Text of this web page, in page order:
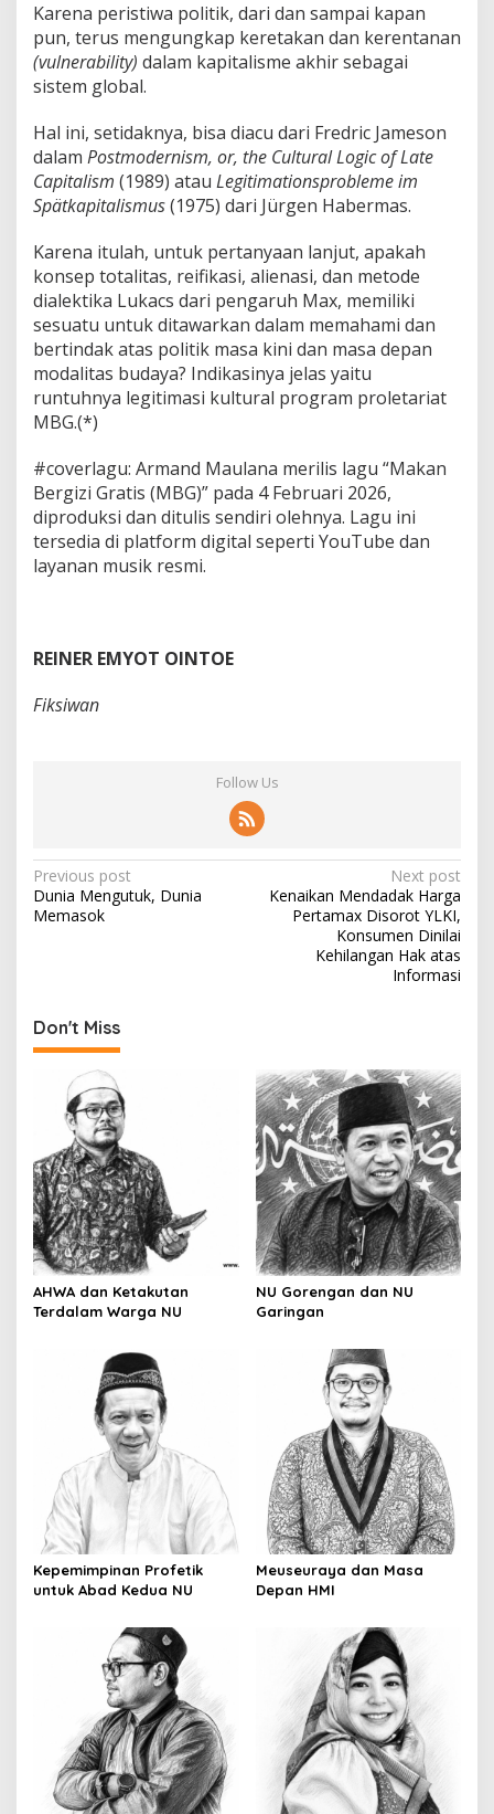
Karena peristiwa politik, dari dan sampai kapan
pun, terus mengungkap keretakan dan kerentanan
(vulnerability) dalam kapitalisme akhir sebagai
sistem global.
Hal ini, setidaknya, bisa diacu dari Fredric Jameson
dalam Postmodernism, or, the Cultural Logic of Late
Capitalism (1989) atau Legitimationsprobleme im
Spätkapitalismus(1975) dari Jürgen Habermas.
Karena itulah, untuk pertanyaan lanjut, apakah
konsep totalitas, reifikasi, alienasi, dan metode
dialektika Lukacs dari pengaruh Max, memiliki
sesuatu untuk ditawarkan dalam memahami dan
bertindak atas politik masa kini dan masa depan
modalitas budaya? Indikasinya jelas yaitu
runtuhnya legitimasi kultural program proletariat
MBG.(*)
#coverlagu: Armand Maulana merilis lagu “Makan
Bergizi Gratis (MBG)” pada 4 Februari 2026,
diproduksi dan ditulis sendiri olehnya. Lagu ini
tersedia di platform digital seperti YouTube dan
layanan musik resmi.
REINER EMYOT OINTOE
Fiksiwan
Follow Us
P
o
a
a
t
i
o
n
Previous post
Dunia Mengutuk, Dunia
Memasok
Next post
Kenaikan Mendadak Harga
Pertamax Disorot YLKI,
Konsumen Dinilai
Kehilangan Hak atas
Informasi
Don't Miss
AHWA dan Ketakutan
Terdalam Warga NU
NU Gorengan dan NU
Garingan
Kepemimpinan Profetik
untuk Abad Kedua NU
Meuseuraya dan Masa
Depan HMI